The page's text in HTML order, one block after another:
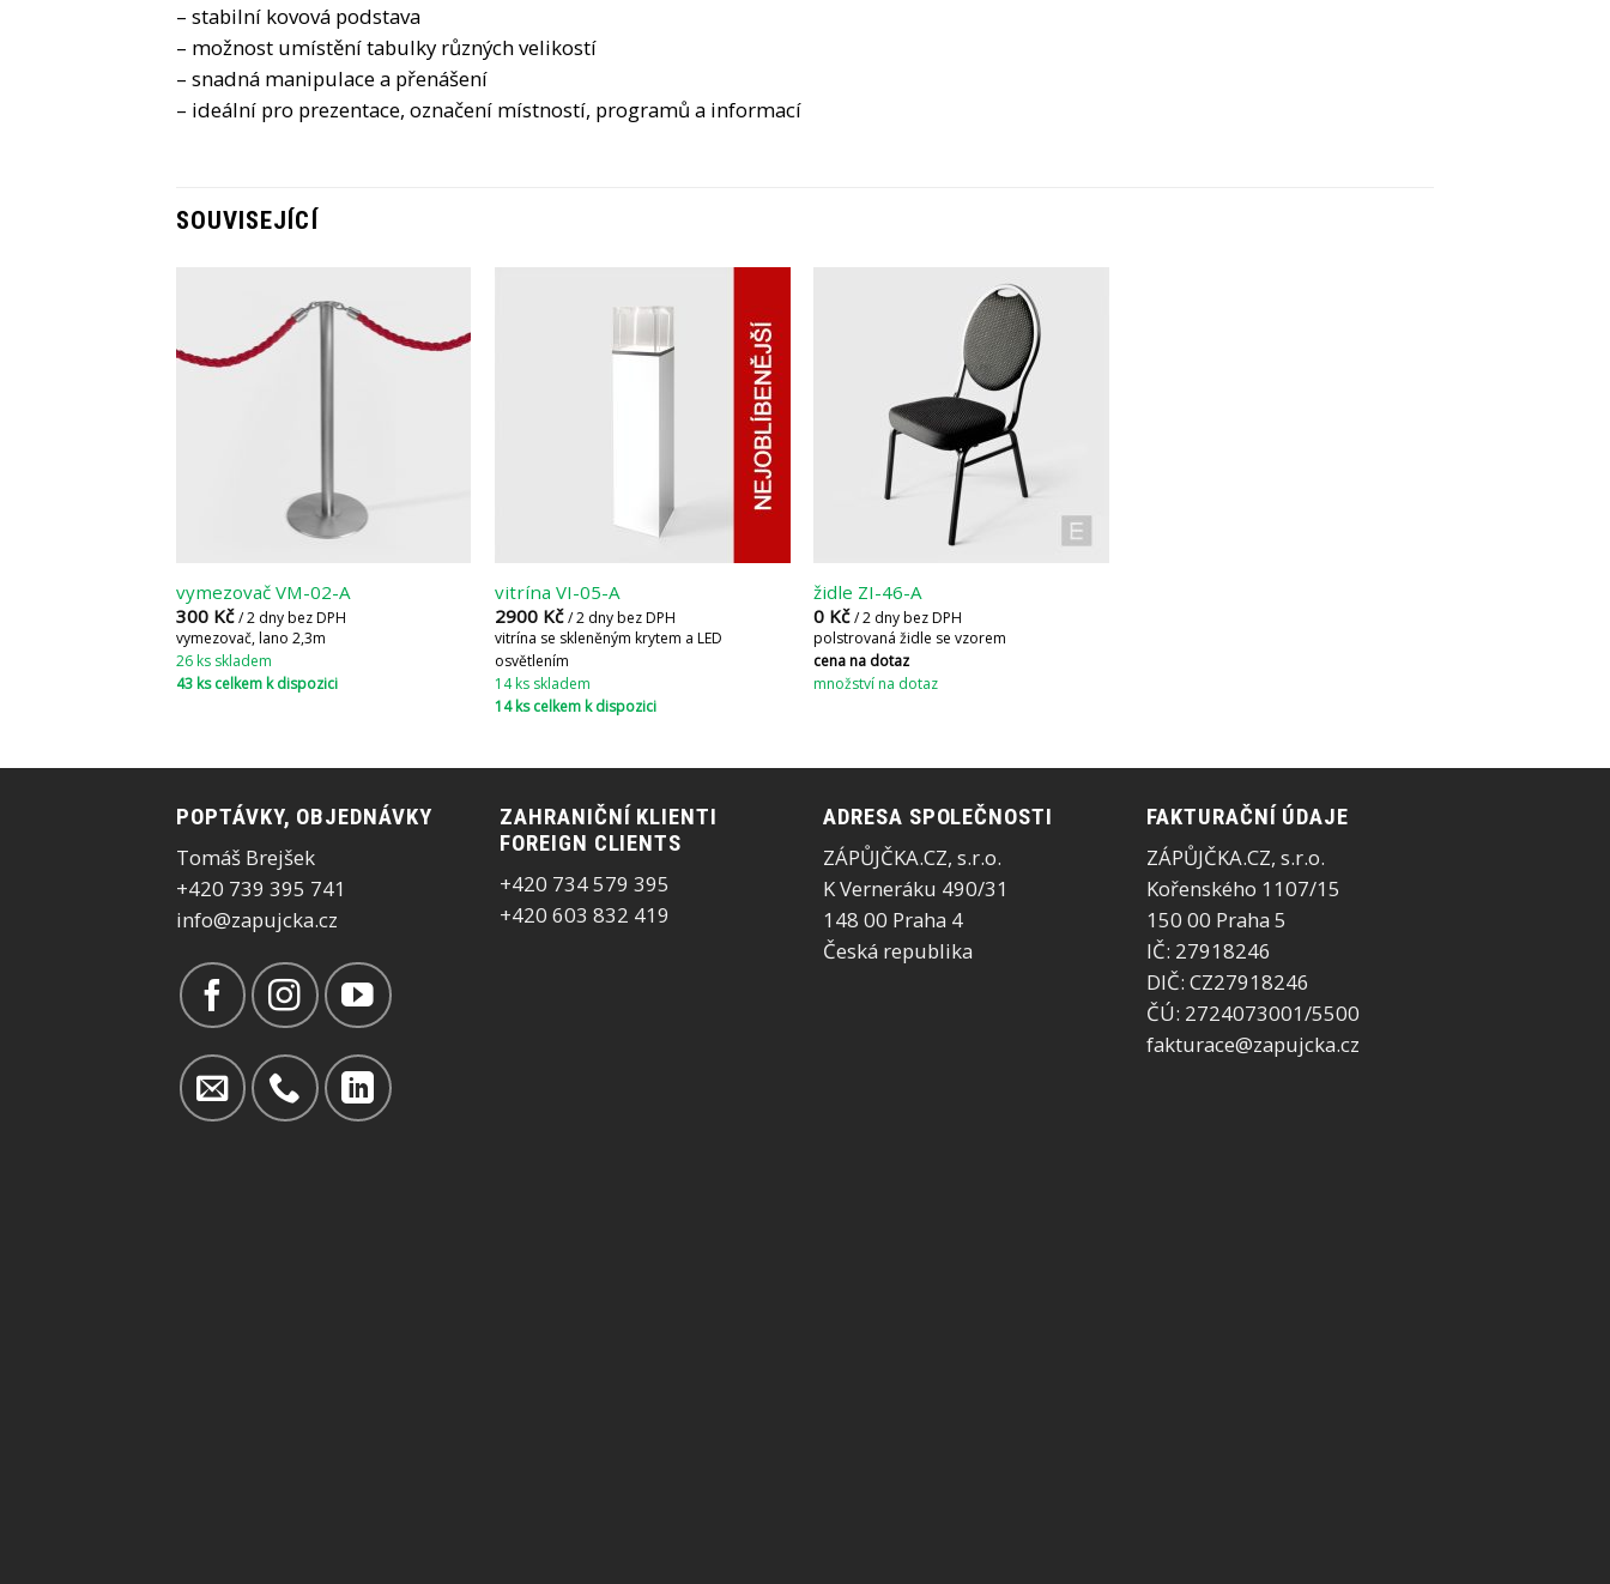
– stabilní kovová podstava
– možnost umístění tabulky různých velikostí
– snadná manipulace a přenášení
– ideální pro prezentace, označení místností, programů a informací
SOUVISEJÍCÍ
vymezovač VM-02-A
300 Kč / 2 dny bez DPH
vymezovač, lano 2,3m
26 ks skladem
43 ks celkem k dispozici
vitrína VI-05-A
2900 Kč / 2 dny bez DPH
vitrína se skleněným krytem a LED
osvětlením
14 ks skladem
14 ks celkem k dispozici
židle ZI-46-A
0 Kč / 2 dny bez DPH
polstrovaná židle se vzorem
cena na dotaz
množství na dotaz
POPTÁVKY, OBJEDNÁVKY
Tomáš Brejšek
+420 739 395 741
info@zapujcka.cz
ZAHRANIČNÍ KLIENTI
FOREIGN CLIENTS
+420 734 579 395
+420 603 832 419
ADRESA SPOLEČNOSTI
ZÁPŮJČKA.CZ, s.r.o.
K Verneráku 490/31
148 00 Praha 4
Česká republika
FAKTURAČNÍ ÚDAJE
ZÁPŮJČKA.CZ, s.r.o.
Kořenského 1107/15
150 00 Praha 5
IČ: 27918246
DIČ: CZ27918246
ČÚ: 2724073001/5500
fakturace@zapujcka.cz